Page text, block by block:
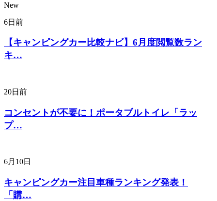
New
6日前
【キャンピングカー比較ナビ】6月度閲覧数ラン
キ…
20日前
コンセントが不要に！ポータブルトイレ「ラッ
プ…
6月10日
キャンピングカー注目車種ランキング発表！
「購…